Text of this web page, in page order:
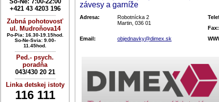
+421 43 4203 196
----------------------------
Zubná pohotovosť
ul. Mudroňova14
Po-Pia: 16.30-19.15hod.
So-Ne-Svia: 9.00-
11.45hod.
----------------------------
Ped.- psych.
poradňa
043/430 20 21
----------------------------
Linka detskej istoty
116 111
závesy a garníže
Adresa:
Robotnícka 2
Martin, 036 01
Fax:
Email:
objednavky@dimex.sk